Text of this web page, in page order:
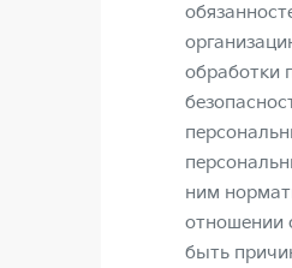
обработки
ним
отношении
быть